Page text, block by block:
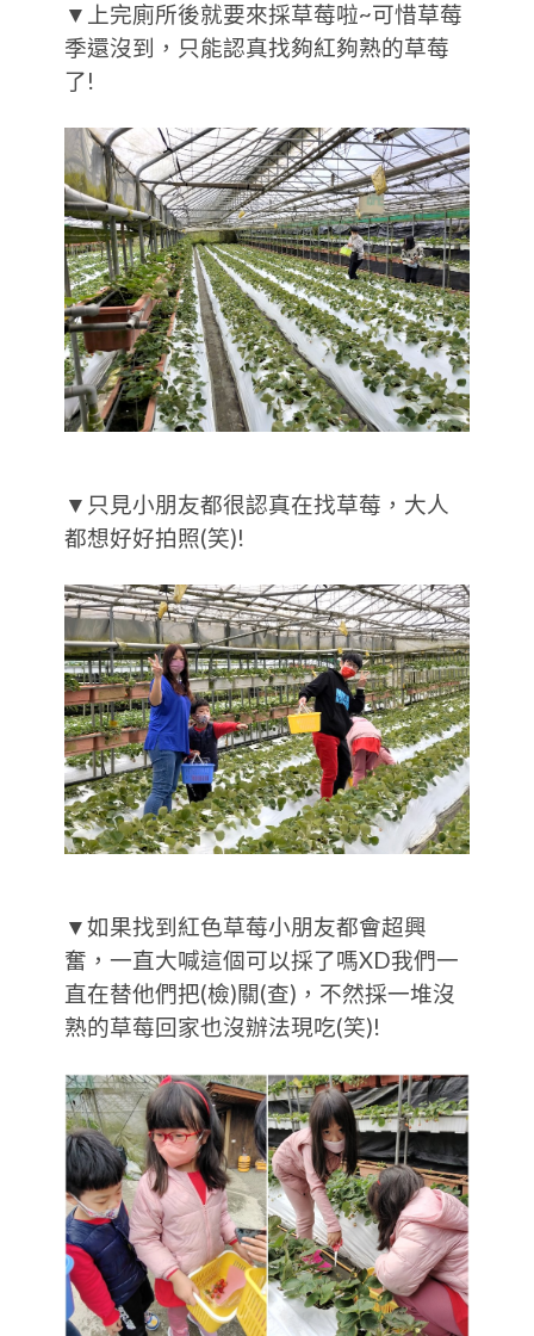
▼上完廁所後就要來採草莓啦~可惜草莓
季還沒到，只能認真找夠紅夠熟的草莓
了!
▼只見小朋友都很認真在找草莓，大人
都想好好拍照(笑)!
▼如果找到紅色草莓小朋友都會超興
奮，一直大喊這個可以採了嗎XD我們一
直在替他們把(檢)關(查)，不然採一堆沒
熟的草莓回家也沒辦法現吃(笑)!